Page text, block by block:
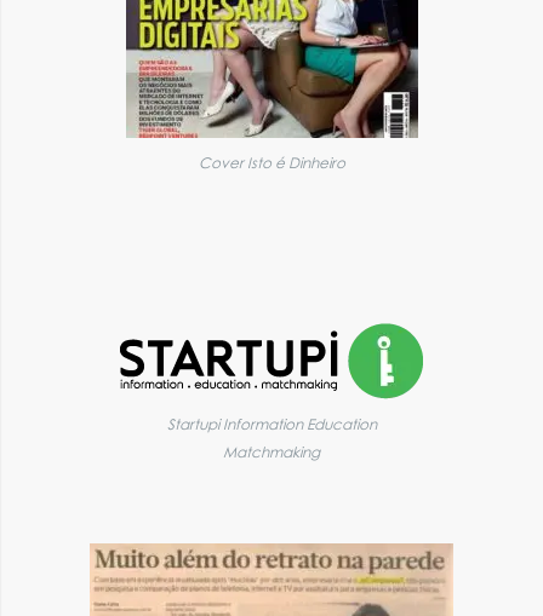
Cover Isto é Dinheiro
Startupi Information Education
Matchmaking